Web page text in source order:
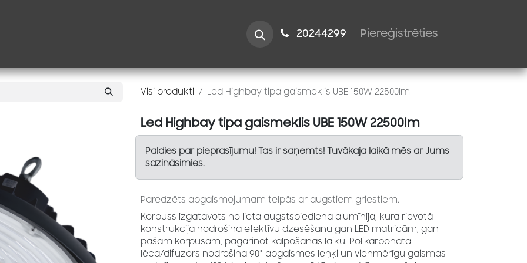
Speciālistiem 2024​​4299 Piereģistrēties
Visi produkti Led Highbay tipa gaismeklis UBE 150W 22500lm
Led Highbay tipa gaismeklis UBE 150W 22500lm
Paldies par pieprasījumu! Tas ir saņemts! Tuvākaja laikā mēs ar Jums
sazināsimies.
Paredzēts apgaismojumam telpās ar augstiem griestiem.
Korpuss izgatavots no lieta augstspiediena alumīnija, kura rievotā
konstrukcija nodrošina efektīvu dzesēšanu gan LED matricām, gan
pašam korpusam, pagarinot kalpošanas laiku. Polikarbonāta
lēca/difuzors nodrošina 90° apgaismes leņķi un vienmērīgu gaismas